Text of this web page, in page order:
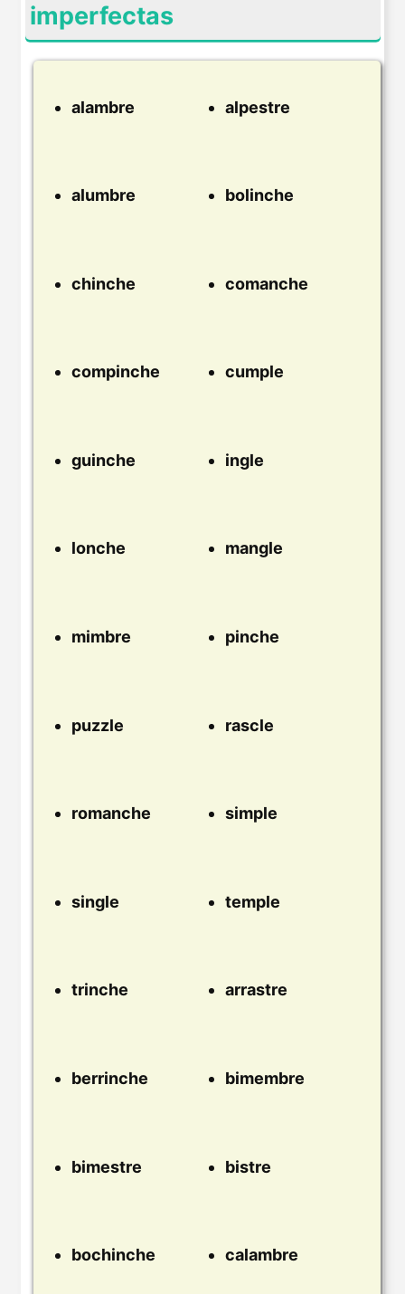
imperfectas
alambre alpestre
alumbre bolinche
chinche comanche
compinche cumple
guinche ingle
lonche mangle
mimbre pinche
puzzle rascle
romanche simple
single temple
trinche arrastre
berrinche bimembre
bimestre bistre
bochinche calambre